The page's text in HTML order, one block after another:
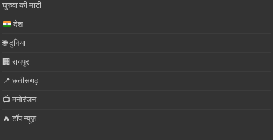
घुरुवा की माटी
देश
🌐 दुनिया
🏢 रायपुर
📍 छत्तीसगढ़
📺 मनोरंजन
🔥 टॉप न्यूज़